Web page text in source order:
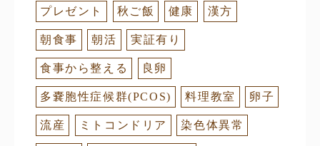
プレゼント 秋ご飯 健康 漢方
朝食事 朝活 実証有り
食事から整える 良卵
多嚢胞性症候群(PCOS) 料理教室 卵子
流産 ミトコンドリア 染色体異常